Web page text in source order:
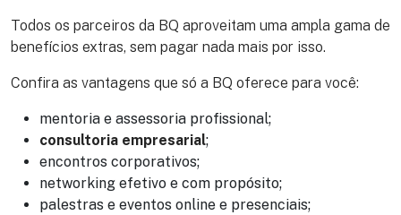
Todos os parceiros da BQ aproveitam uma ampla gama de
benefícios extras, sem pagar nada mais por isso.
Confira as vantagens que só a BQ oferece para você:
mentoria e assessoria profissional;
consultoria empresarial;
encontros corporativos;
networking efetivo e com propósito;
palestras e eventos online e presenciais;